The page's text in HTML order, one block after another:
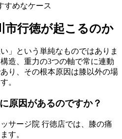
すめなケース
市行徳が起こるのか
」という単純なものではありま
造、重力の3つの軸で常に連動
り、その根本原因は膝以外の場
。
原因があるのですか？
サージ院 行徳店では、膝の痛
す。